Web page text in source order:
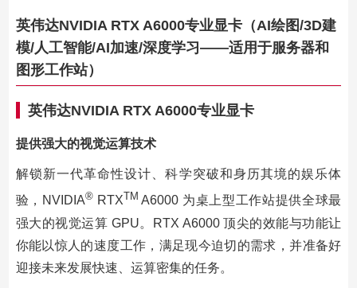
英伟达NVIDIA RTX A6000专业显卡（AI绘图/3D建
模/人工智能/AI加速/深度学习——适用于服务器和
图形工作站）
英伟达NVIDIA RTX A6000专业显卡
提供强大的视觉运算技术
解锁新一代革命性设计、科学突破和身历其境的娱乐体
验，NVIDIA® RTXTM A6000 为桌上型工作站提供全球最
强大的视觉运算 GPU。RTX A6000 顶尖的效能与功能让
你能以惊人的速度工作，满足现今迫切的需求，并准备好
迎接未来发展快速、运算密集的任务。